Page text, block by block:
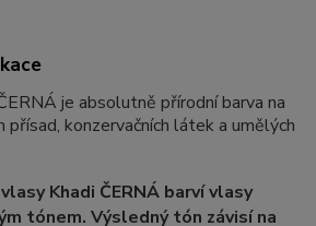
je absolutně přírodní barva na
přísad, konzervačních látek a umělých
Khadi ČERNÁ barví vlasy
tónem. Výsledný tón závisí na